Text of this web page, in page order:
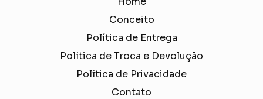
Conceito
Política de Entrega
Política de Troca e Devolução
Política de Privacidade
Contato